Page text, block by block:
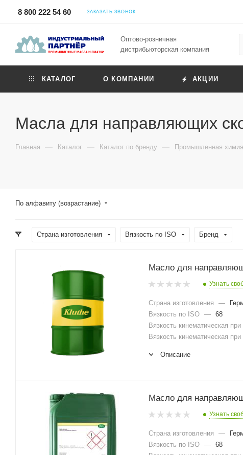
8 800 222 54 60 ЗАКАЗАТЬ ЗВОНОК
Оптово-розничная
дистрибьюторская компания
КАТАЛОГ О КОМПАНИИ АКЦИИ
Масла для направляющих
Главная — Каталог — Каталог по бренду — Промышленная
По алфавиту (возрастание)
Страна изготовления Вязкость по ISO Бренд
Масло для
Узнать
Страна изготовления —
Вязкость по ISO — 68
Вязкость кинематическая
Вязкость кинематическая
Описание
Масло для
Узнать
Страна изготовления —
Вязкость по ISO — 68